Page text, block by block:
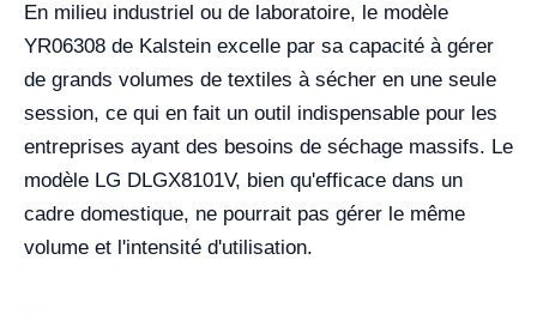
En milieu industriel ou de laboratoire, le modèle
YR06308 de Kalstein excelle par sa capacité à gérer
de grands volumes de textiles à sécher en une seule
session, ce qui en fait un outil indispensable pour les
entreprises ayant des besoins de séchage massifs. Le
modèle LG DLGX8101V, bien qu'efficace dans un
cadre domestique, ne pourrait pas gérer le même
volume et l'intensité d'utilisation.